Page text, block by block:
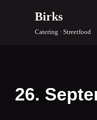
Birks
Catering · Streetfood
26.